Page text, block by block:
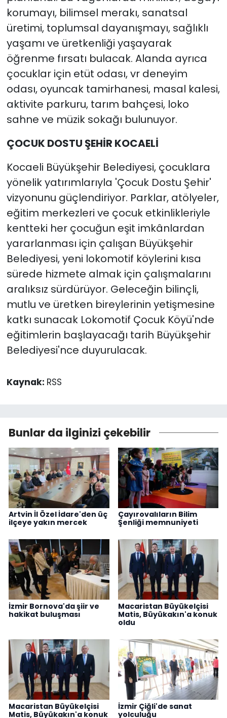
korumayı, bilimsel merakı, sanatsal
üretimi, toplumsal dayanışmayı, sağlıklı
yaşamı ve üretkenliği yaşayarak
öğrenme fırsatı bulacak. Alanda ayrıca
çocuklar için etüt odası, vr deneyim
odası, oyuncak tamirhanesi, masal kalesi,
aktivite parkuru, tarım bahçesi, loko
sahne ve müzik sokağı bulunuyor.
ÇOCUK DOSTU ŞEHİR KOCAELİ
Kocaeli Büyükşehir Belediyesi, çocuklara
yönelik yatırımlarıyla 'Çocuk Dostu Şehir'
vizyonunu güçlendiriyor. Parklar, atölyeler,
eğitim merkezleri ve çocuk etkinlikleriyle
kentteki her çocuğun eşit imkânlardan
yararlanması için çalışan Büyükşehir
Belediyesi, yeni lokomotif köylerini kısa
sürede hizmete almak için çalışmalarını
aralıksız sürdürüyor. Geleceğin bilinçli,
mutlu ve üretken bireylerinin yetişmesine
katkı sunacak Lokomotif Çocuk Köyü'nde
eğitimlerin başlayacağı tarih Büyükşehir
Belediyesi'nce duyurulacak.
Kaynak: RSS
Bunlar da ilginizi çekebilir
Artvin İl Özel İdare'den üç
ilçeye yakın mercek
Çayırovalıların Bilim
Şenliği memnuniyeti
İzmir Bornova'da şiir ve
hakikat buluşması
Macaristan Büyükelçisi
Matis, Büyükakın'a konuk
oldu
Macaristan Büyükelçisi
Matis, Büyükakın'a konuk
İzmir Çiğli'de sanat
yolculuğu